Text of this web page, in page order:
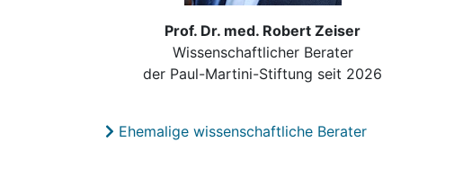
Prof. Dr. med. Robert Zeiser
Wissenschaftlicher Berater
der Paul-Martini-Stiftung seit 2026
Ehemalige wissenschaftliche Berater